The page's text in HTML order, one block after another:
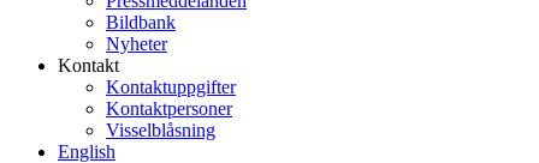
Bildbank
Nyheter
Kontakt
Kontaktuppgifter
Kontaktpersoner
Visselblåsning
English